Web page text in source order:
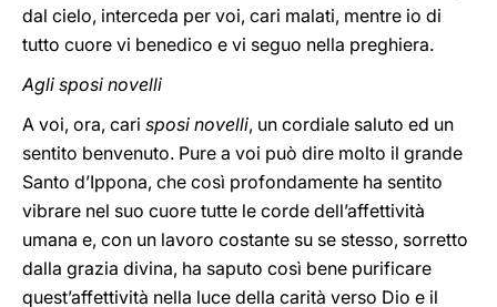
dal cielo, interceda per voi, cari malati, mentre io di
tutto cuore vi benedico e vi seguo nella preghiera.
Agli sposi novelli
A voi, ora, cari sposi novelli, un cordiale saluto ed un
sentito benvenuto. Pure a voi può dire molto il grande
Santo d’Ippona, che così profondamente ha sentito
vibrare nel suo cuore tutte le corde dell’affettività
umana e, con un lavoro costante su se stesso, sorretto
dalla grazia divina, ha saputo così bene purificare
quest’affettività nella luce della carità verso Dio e il